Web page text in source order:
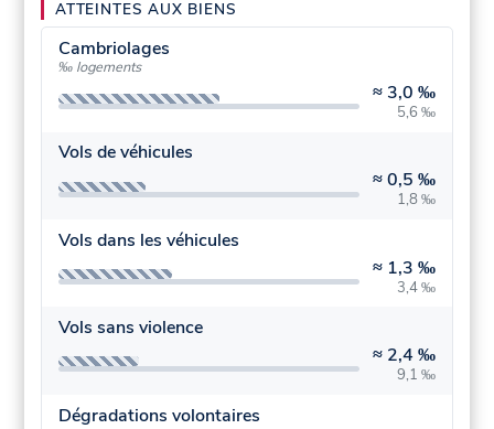
ATTEINTES AUX BIENS
Cambriolages
‰ logements
≈ 3,0 ‰
5,6 ‰
Vols de véhicules
≈0,5 ‰
1,8 ‰
Vols dans les véhicules
≈ 1,3 ‰
3,4 ‰
Vols sans violence
≈ 2,4 ‰
9,1 ‰
Dégradations volontaires